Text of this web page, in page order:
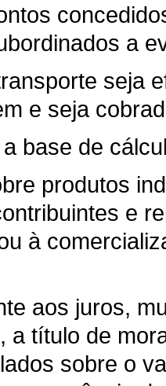
a
seja
e seja
base de
produtos
e
à
aos juros,
a título de
sobre o